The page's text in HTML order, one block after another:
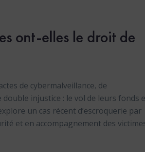
ont-elles le droit de
de cybermalveillance, de
injustice : le vol de leurs fonds
un cas récent d’escroquerie par
et en accompagnement des